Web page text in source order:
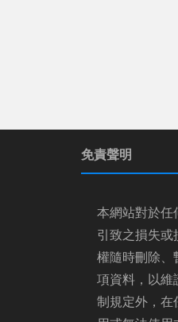
免責聲明
本網站對於任
引致之損失或
權隨時刪除、
項資料，以維
制規定外，在